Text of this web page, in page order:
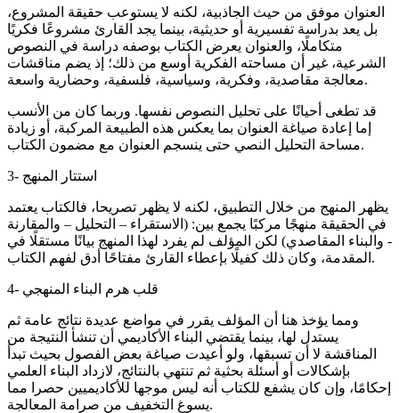
العنوان موفق من حيث الجاذبية، لكنه لا يستوعب حقيقة المشروع،
بل يعد بدراسة تفسيرية أو حديثية، بينما يجد القارئ مشروعًا فكريًا
متكاملًا، والعنوان يعرض الكتاب بوصفه دراسة في النصوص
الشرعية، غير أن مساحته الفكرية أوسع من ذلك؛ إذ يضم مناقشات
معالجة مقاصدية، وفكرية، وسياسية، فلسفية، وحضارية واسعة.
قد تطغى أحيانًا على تحليل النصوص نفسها. وربما كان من الأنسب
إما إعادة صياغة العنوان بما يعكس هذه الطبيعة المركبة، أو زيادة
مساحة التحليل النصي حتى ينسجم العنوان مع مضمون الكتاب.
3- استتار المنهج
يظهر المنهج من خلال التطبيق، لكنه لا يظهر تصريحا، فالكتاب يعتمد
في الحقيقة منهجًا مركبًا يجمع بين: (الاستقراء – التحليل – والمقارنة
- والبناء المقاصدي) لكن المؤلف لم يفرد لهذا المنهج بيانًا مستقلًا في
المقدمة، وكان ذلك كفيلًا بإعطاء القارئ مفتاحًا أدق لفهم الكتاب.
4- قلب هرم البناء المنهجي
ومما يؤخذ هنا أن المؤلف يقرر في مواضع عديدة نتائج عامة ثم
يستدل لها، بينما يقتضي البناء الأكاديمي أن تنشأ النتيجة من
المناقشة لا أن تسبقها، ولو أعيدت صياغة بعض الفصول بحيث تبدأ
بإشكالات أو أسئلة بحثية ثم تنتهي بالنتائج، لازداد البناء العلمي
إحكامًا، وإن كان يشفع للكتاب أنه ليس موجها للأكاديميين حصرا مما
يسوغ التخفيف من صرامة المعالجة.